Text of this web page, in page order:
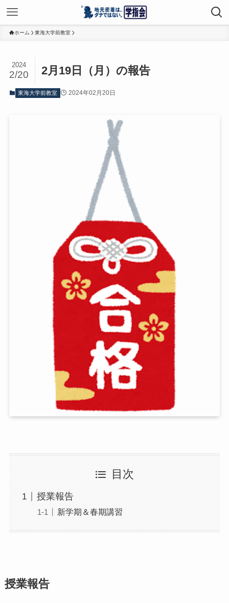
ホーム 東海大学前教室
2月19日（月）の報告
2024
2/20
東海大学前教室 2024年02月20日
目次
授業報告
新学期＆春期講習
授業報告